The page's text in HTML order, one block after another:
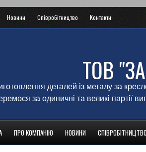
Новини Співробітництво Контакти
ТОВ
деталей із металу за
за одиничні та великі партії
ПРО КОМПАНІЮ НОВИНИ